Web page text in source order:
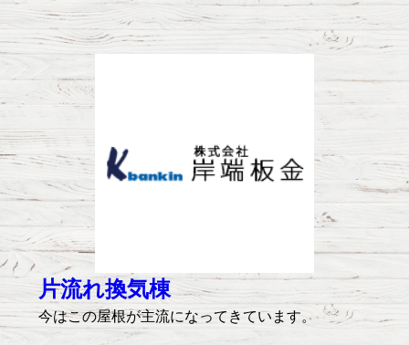
片流れ換気棟
今はこの屋根が主流になってきています。